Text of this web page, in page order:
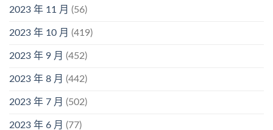
2023 年 11 月 (56)
2023 年 10 月 (419)
2023 年 9 月 (452)
2023 年 8 月 (442)
2023 年 7 月 (502)
2023 年 6 月 (77)